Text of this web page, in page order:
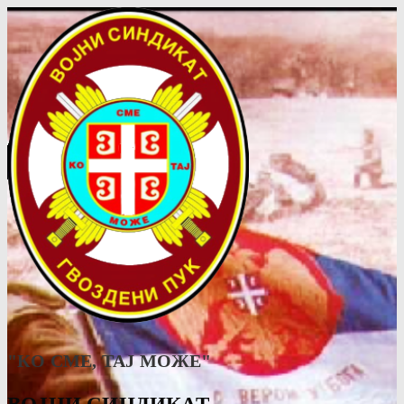
"КО СМЕ, ТАJ МОЖЕ"